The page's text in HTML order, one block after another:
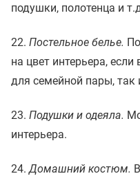
подушки, полотенца и
22. Постельное белье.
на цвет интерьера,
для семейной пары, так
23. Подушки и одеяла.
интерьера.
24. Домашний костюм.